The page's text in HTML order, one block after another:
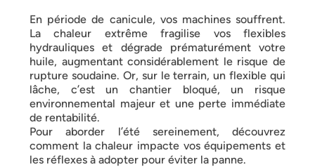
En période de canicule, vos machines souffrent.
La chaleur extrême fragilise vos flexibles
hydrauliques et dégrade prématurément votre
huile, augmentant considérablement le risque de
rupture soudaine. Or, sur le terrain, un flexible qui
lâche, c’est un chantier bloqué, un risque
environnemental majeur et une perte immédiate
de rentabilité.
Pour aborder l’été sereinement, découvrez
comment la chaleur impacte vos équipements et
les réflexes à adopter pour éviter la panne.